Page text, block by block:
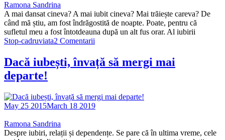
Ramona Sandrina
A mai dansat cineva? A mai iubit cineva? Mai trăiește careva? De
când mă știu, am fost îndrăgostită de noapte. Poate, pentru că
sufletul meu a fost întotdeauna după un alt fus orar. Al iubirii
Stop-cadruviata2 Comentarii
Dacă iubești, învață să mergi mai
departe!
May 25 2015March 18 2019
Ramona Sandrina
Despre iubiri, relații și dependențe. Se pare că în ultima vreme, cele